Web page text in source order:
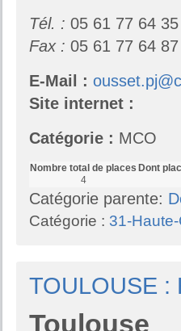
Tél. : 05 61 77 64 35
Fax : 05 61 77 64 87
E-Mail :
Site internet :
Catégorie : MCO
Nombre total de places
4
Dont
Catégorie parente:
Catégorie : 31-
TOULOUSE :
Toulouse